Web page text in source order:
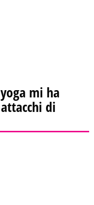
mi ha
di